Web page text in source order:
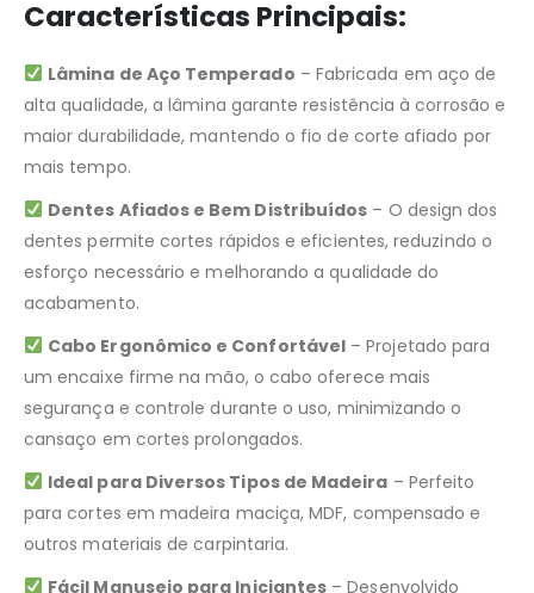
Características Principais:
Lâmina de Aço Temperado – Fabricada em aço de
alta qualidade, a lâmina garante resistência à corrosão e
maior durabilidade, mantendo o fio de corte afiado por
mais tempo.
Dentes Afiados e Bem Distribuídos – O design dos
dentes permite cortes rápidos e eficientes, reduzindo o
esforço necessário e melhorando a qualidade do
acabamento.
Cabo Ergonômico e Confortável – Projetado para
um encaixe firme na mão, o cabo oferece mais
segurança e controle durante o uso, minimizando o
cansaço em cortes prolongados.
Ideal para Diversos Tipos de Madeira – Perfeito
para cortes em madeira maciça, MDF, compensado e
outros materiais de carpintaria.
Fácil Manuseio para Iniciantes – Desenvolvido